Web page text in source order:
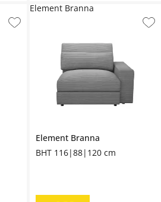
Element Branna
BHT 116|88|120 cm
Element Branna